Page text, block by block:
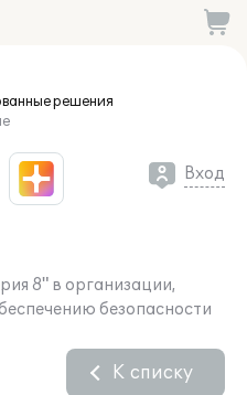
решения
Вход
8" в организации,
безопасности
К списку